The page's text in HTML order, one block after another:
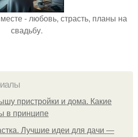
- любовь, страсть, планы на
свадьбу.
пристройки и дома. Какие
в принципе
Лучшие идеи для дачи —